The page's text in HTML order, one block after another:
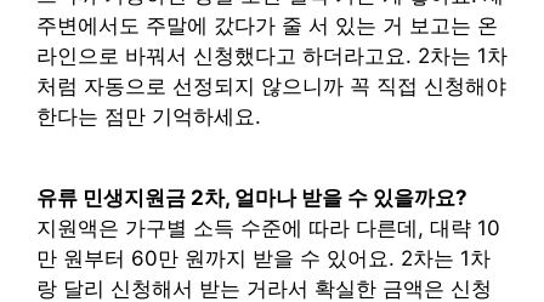
주변에서도 주말에 갔다가 줄 서 있는 거 보고는 온
라인으로 바꿔서 신청했다고 하더라고요. 2차는 1차
처럼 자동으로 선정되지 않으니까 꼭 직접 신청해야
한다는 점만 기억하세요.
유류 민생지원금 2차, 얼마나 받을 수 있을까요?
지원액은 가구별 소득 수준에 따라 다른데, 대략 10
만 원부터 60만 원까지 받을 수 있어요. 2차는 1차
랑 달리 신청해서 받는 거라서 확실한 금액은 신청